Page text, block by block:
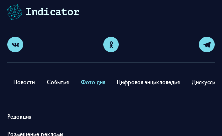
Новости События Фото дня Цифровая энциклопедия
Редакция
Размещение рекламы